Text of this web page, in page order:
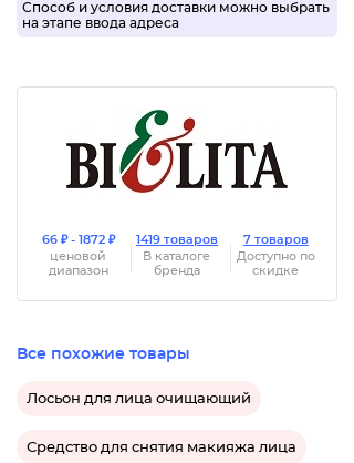
Способ и условия доставки можно выбрать
на этапе ввода адреса
66 ₽ - 1872 ₽
ценовой
диапазон
1419 товаров
В каталоге
бренда
7 товаров
Доступно по
скидке
Все похожие товары
Лосьон для лица очищающий
Средство для снятия макияжа лица